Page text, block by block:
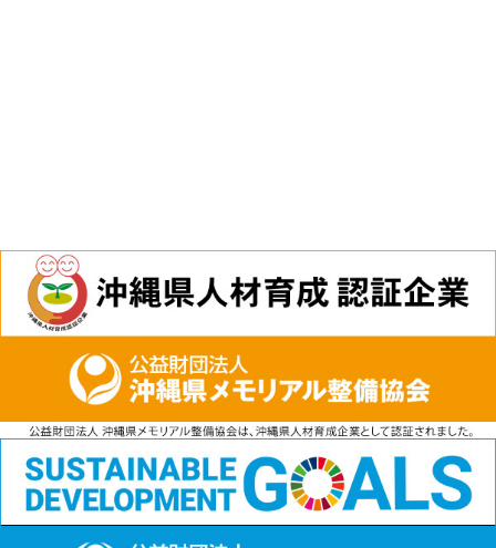
電話
無料見積もり